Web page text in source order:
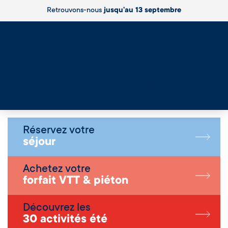
Retrouvons-nousjusqu’au 13 septembre
Réservez votre
séjour
Achetez votre
forfait VTT & piéton
Découvrez les
30 activités été